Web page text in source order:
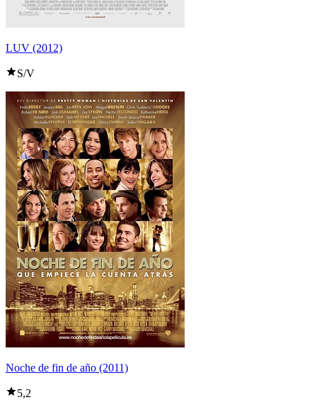
LUV (2012)
S/V
Noche de fin de año (2011)
5,2